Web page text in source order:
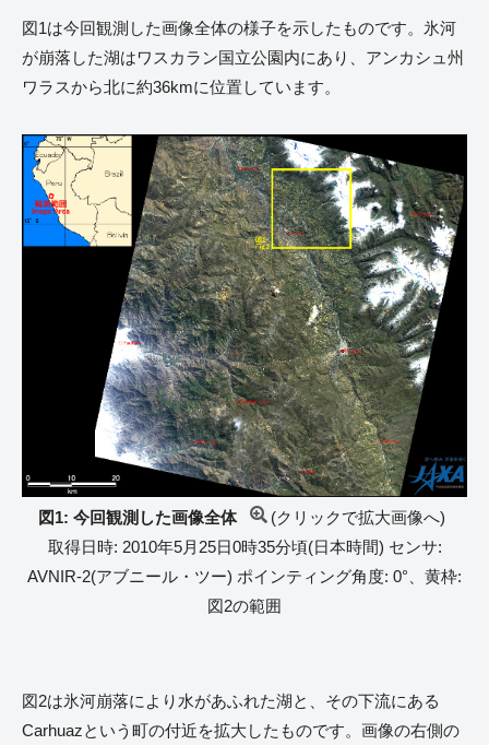
図1は今回観測した画像全体の様子を示したものです。氷河
が崩落した湖はワスカラン国立公園内にあり、アンカシュ州
ワラスから北に約36kmに位置しています。
図1: 今回観測した画像全体
(クリックで拡大画像へ)
取得日時: 2010年5月25日0時35分頃(日本時間) センサ:
AVNIR-2(アブニール・ツー) ポインティング角度: 0°、黄枠:
図2の範囲
図2は氷河崩落により水があふれた湖と、その下流にある
Carhuazという町の付近を拡大したものです。画像の右側の